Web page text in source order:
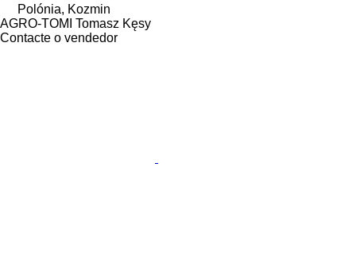
Polónia, Kozmin
AGRO-TOMI Tomasz Kęsy
Contacte o vendedor